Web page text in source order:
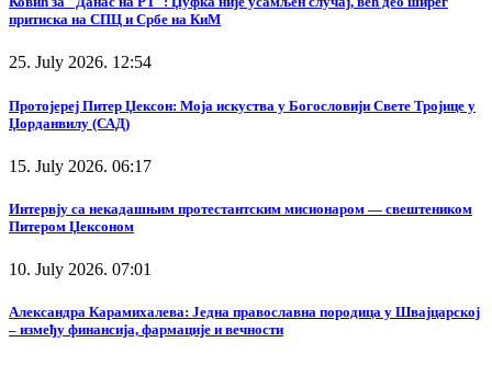
притиска на СПЦ и Србе на КиМ
25. July 2026. 12:54
Протојереј Питер Џексон: Моја искуства у Богословији Свете Тројице у
Џорданвилу (САД)
15. July 2026. 06:17
Интервју са некадашњим протестантским мисионаром — свештеником
Питером Џексоном
10. July 2026. 07:01
Александра Карамихалева: Једна православна породица у Швајцарској
– између финансија, фармације и вечности